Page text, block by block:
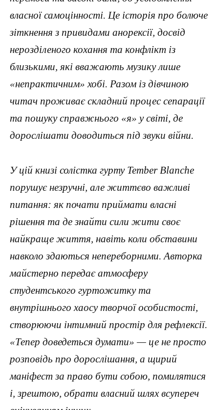
власної самоцінності. Це історія про болюче
зіткнення з привидами анорексії, досвід
нерозділеного кохання та конфлікт із
близькими, які вважають музику лише
«непрактичним» хобі. Разом із дівчиною
читач проживає складний процес сепарації
та пошуку справжнього «я» у світі, де
дорослішати доводиться під звуки війни.
У цій книзі солістка гурту Tember Blanche
порушує незручні, але життєво важливі
питання: як почати приймати власні
рішення та де знайти сили жити своє
найкраще життя, навіть коли обставини
навколо здаються непереборними. Авторка
майстерно передає атмосферу
студентського гуртожитку та
внутрішнього хаосу творчої особистості,
створюючи інтимний простір для рефлексії.
«Тепер доведеться думати» — це не просто
розповідь про дорослішання, а щирий
маніфест за право бути собою, помилятися
і, зрештою, обрати власний шлях всупереч